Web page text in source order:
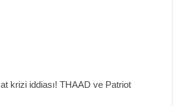
krizi iddiası! THAAD ve Patriot